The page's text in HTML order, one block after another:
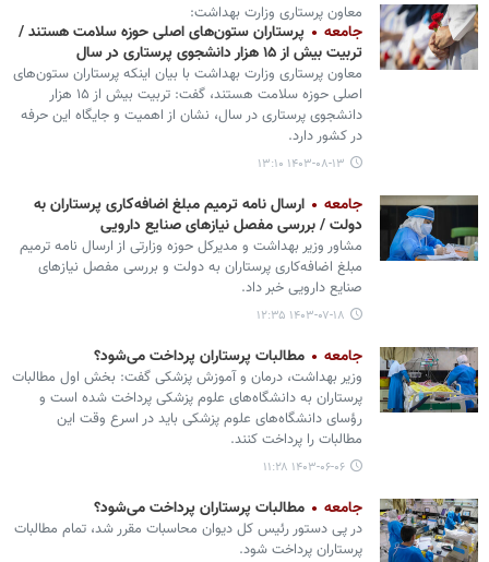
معاون پرستاری وزارت بهداشت:
جامعه
پرستاران ستون‌های اصلی حوزه سلامت هستند /
تربیت بیش از ۱۵ هزار دانشجوی پرستاری در سال
معاون پرستاری وزارت بهداشت با بیان اینکه پرستاران ستون‌های
اصلی حوزه سلامت هستند، گفت: تربیت بیش از ۱۵ هزار
دانشجوی پرستاری در سال، نشان از اهمیت و جایگاه این حرفه
در کشور دارد.
۱۴۰۳-۰۸-۱۳ ۱۳:۱۰
جامعه
ارسال نامه ترمیم مبلغ اضافه‌کاری پرستاران به
دولت / بررسی مفصل نیازهای صنایع دارویی
مشاور وزیر بهداشت و مدیرکل حوزه وزارتی از ارسال نامه ترمیم
مبلغ اضافه‌کاری پرستاران به دولت و بررسی مفصل نیازهای
صنایع دارویی خبر داد.
۱۴۰۳-۰۷-۱۸ ۱۲:۳۵
جامعه مطالبات پرستاران پرداخت می‌شود؟
وزیر بهداشت، درمان و آموزش پزشکی گفت: بخش اول مطالبات
پرستاران به دانشگاه‌های علوم پزشکی پرداخت شده است و
رؤسای دانشگاه‌های علوم پزشکی باید در اسرع وقت این
مطالبات را پرداخت کنند.
۱۴۰۳-۰۶-۰۶ ۱۱:۲۸
جامعه مطالبات پرستاران پرداخت می‌شود؟
در پی دستور رئیس کل دیوان محاسبات مقرر شد، تمام مطالبات
پرستاران پرداخت شود.